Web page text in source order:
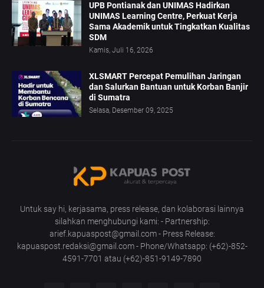
UPB Pontianak dan UNIMAS Hadirkan
UNIMAS Learning Centre, Perkuat Kerja
Sama Akademik untuk Tingkatkan Kualitas
SDM
Kamis, Juli 16, 2026
XLSMART Percepat Pemulihan Jaringan
dan Salurkan Bantuan untuk Korban Banjir
di Sumatra
Selasa, Desember 09, 2025
Untuk say hi, kerjasama, press release, dan kolaborasi lainnya
silahkan menghubungi kami: - Partnership:
arief.kapuaspost@gmail.com - Press Release:
kapuaspost.redaksi@gmail.com - Phone/Whatsapp: (+62)-852-
4591-7701 atau (+62)-851-9149-7890